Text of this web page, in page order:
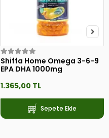
Shiffa Home Omega 3-6-9
EPA DHA 1000mg
1.365,00 TL
Sepete Ekle